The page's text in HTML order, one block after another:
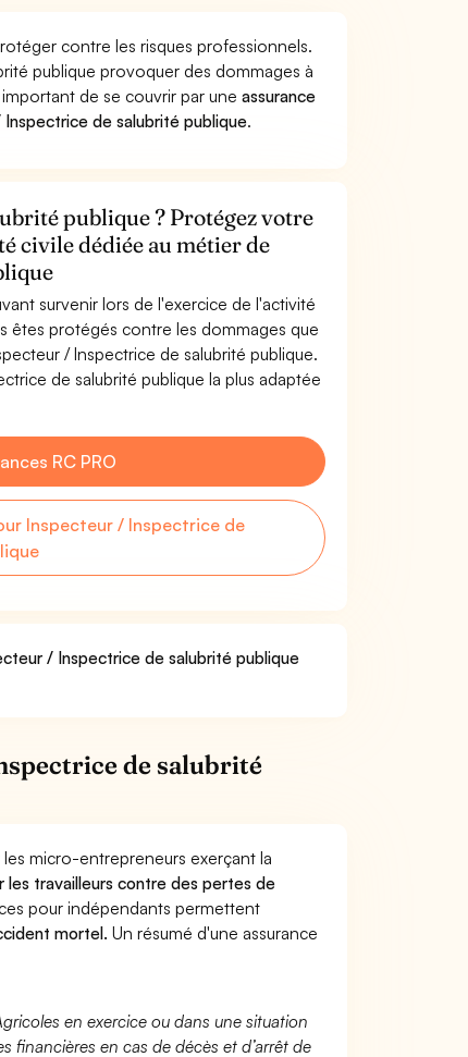
contre les risques professionnels.
publique provoquer des dommages à
de se couvrir par uneassurance
de salubrité publique.
publique ? Protégez votre
civile dédiée au métier de
survenir lors de l'exercice de l'activité
êtes protégés contre les dommages que
/ Inspectrice de salubrité publique.
de salubrité publique la plus adaptée
RC PRO
Inspecteur / Inspectrice de
/ Inspectrice de salubrité publique
de salubrité
micro-entrepreneurs exerçant la
les travailleurs contre des pertes de
pour indépendants permettent
mortel. Un résumé d'une assurance
en exercice ou dans une situation
en cas de décès et d’arrêt de